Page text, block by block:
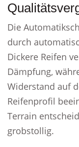
Die
durch
Dickere Reifen
Dämpfung,
Widerstand auf
Reifenprofil
Terrain
grobstollig.